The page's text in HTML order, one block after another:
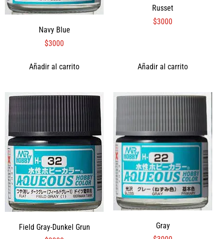
Navy Blue
$3000
Añadir al carrito
Russet
$3000
Añadir al carrito
Field Gray-Dunkel Grun
Gray